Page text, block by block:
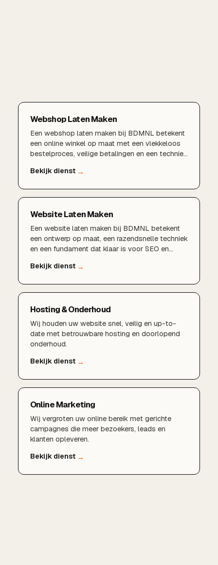
Webshop Laten Maken
Een webshop laten maken bij BDMNL betekent
een online winkel op maat met een vlekkeloos
bestelproces, veilige betalingen en een techniek
design tot bouw, koppelingen en livegang: wij
Website Laten Maken
Een website laten maken bij BDMNL betekent
een ontwerp op maat, een razendsnelle techniek
en een fundament dat klaar is voor SEO en
livegang: wij regelen het hele traject.
Hosting & Onderhoud
Wij houden uw website snel, veilig en up-to-
date met betrouwbare hosting en doorlopend
onderhoud.
Online Marketing
Wij vergroten uw online bereik met gerichte
campagnes die meer bezoekers, leads en
klanten opleveren.